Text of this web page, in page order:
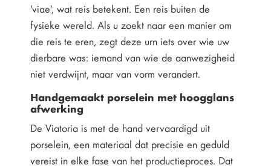
'viae', wat reis betekent. Een reis buiten de
fysieke wereld. Als u zoekt naar een manier om
die reis te eren, zegt deze urn iets over wie uw
dierbare was: iemand van wie de aanwezigheid
niet verdwijnt, maar van vorm verandert.
Handgemaakt porselein met hoogglans
afwerking
De Viatoria is met de hand vervaardigd uit
porselein, een materiaal dat precisie en geduld
vereist in elke fase van het productieproces. Dat